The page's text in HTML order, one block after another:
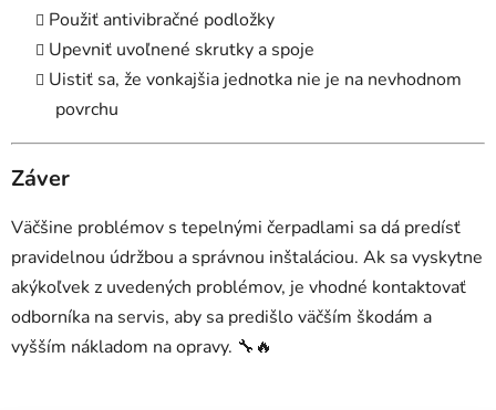
Použiť antivibračné podložky
Upevniť uvoľnené skrutky a spoje
Uistiť sa, že vonkajšia jednotka nie je na nevhodnom
povrchu
Záver
Väčšine problémov s tepelnými čerpadlami sa dá predísť
pravidelnou údržbou a správnou inštaláciou. Ak sa vyskytne
akýkoľvek z uvedených problémov, je vhodné kontaktovať
odborníka na servis, aby sa predišlo väčším škodám a
vyšším nákladom na opravy. 🔧🔥